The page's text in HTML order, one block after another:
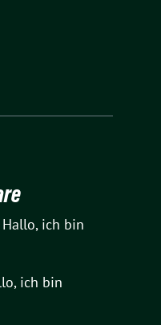
Hallo, ich bin
ich bin